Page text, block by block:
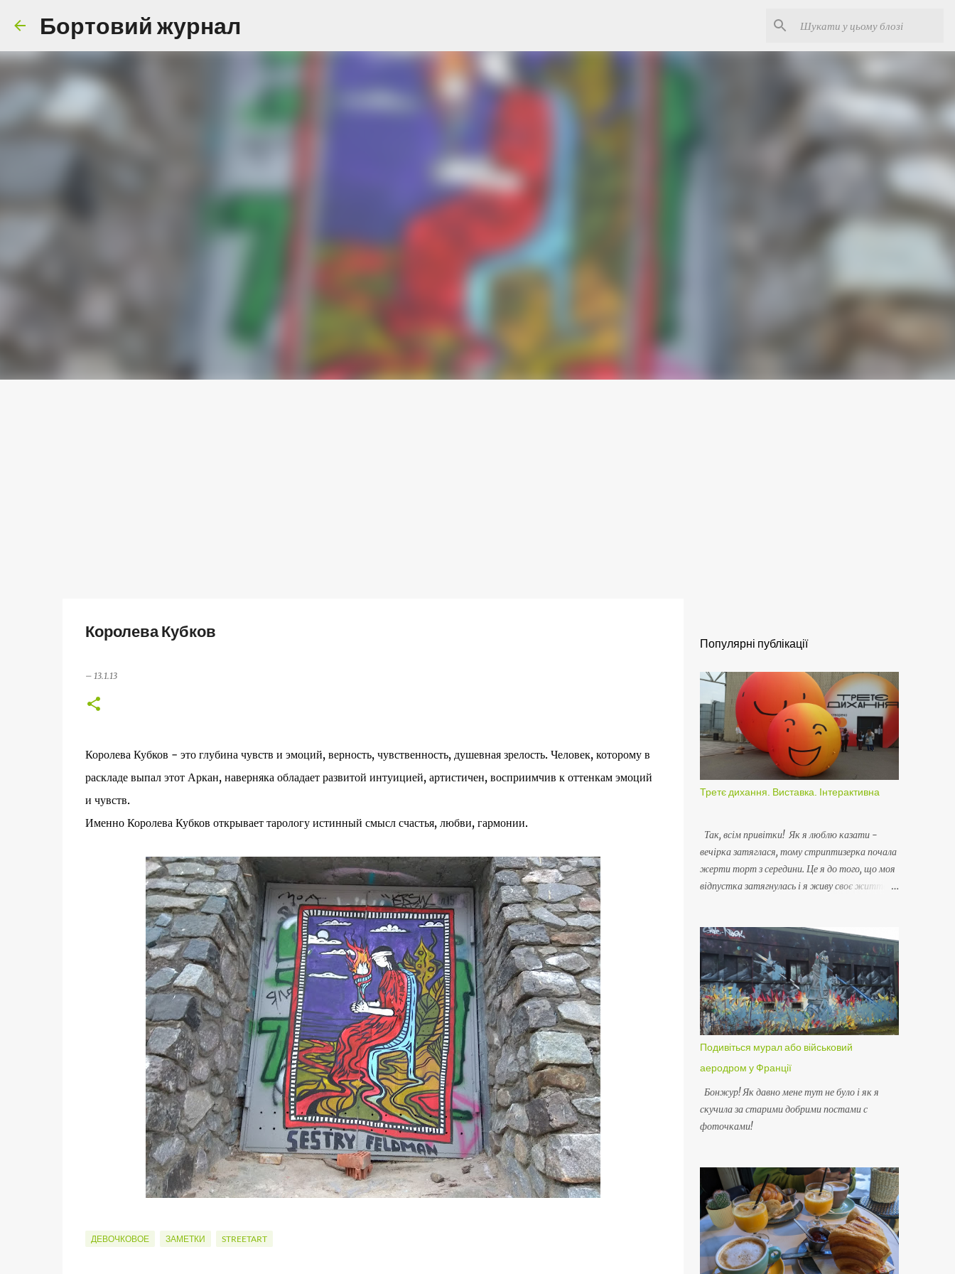
Бортовий журнал
Королева Кубков
– 13.1.13
Королева Кубков - это глубина чувств и эмоций, верность, чувственность, душевная зрелость. Человек, которому в
раскладе выпал этот Аркан, наверняка обладает развитой интуицией, артистичен, восприимчив к оттенкам эмоций
и чувств.
Именно Королева Кубков открывает тарологу истинный смысл счастья, любви, гармонии.
ДЕВОЧКОВОЕ ЗАМЕТКИ STREETART
Популярні публікації
Третє дихання. Виставка. Інтерактивна
Так, всім привітки! Як я люблю казати -
вечірка затяглася, тому стриптизерка почала
жерти торт з середини. Це я до того, що моя
відпустка затягнулась і я живу своє життє
Подивіться мурал або військовий
аеродром у Франції
Бонжур! Як давно мене тут не було і як я
скучила за старими добрими постами с
фоточками!